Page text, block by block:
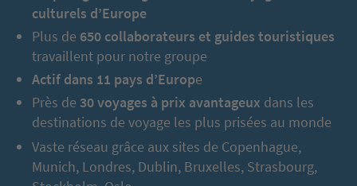
culturels d’Europe
Plus de 650 collaborateurs et guides touristiques
travaillent pour notre groupe
Actif dans 11 pays d’Europe
Près de 30 voyages à prix avantageux dans les
destinations de voyage les plus prisées au monde
Vaste réseau grâce aux sites de Copenhague,
Munich, Londres, Dublin, Bruxelles, Strasbourg,